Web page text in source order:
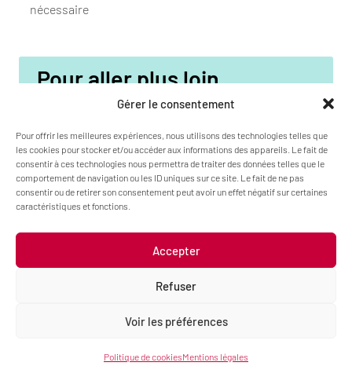
Gérer le consentement
Pour offrir les meilleures expériences, nous utilisons des technologies telles que
les cookies pour stocker et/ou accéder aux informations des appareils. Le fait de
consentir à ces technologies nous permettra de traiter des données telles que le
comportement de navigation ou les ID uniques sur ce site. Le fait de ne pas
consentir ou de retirer son consentement peut avoir un effet négatif sur certaines
caractéristiques et fonctions.
Accepter
Refuser
Voir les préférences
Politique de cookiesMentions légales
nécessaire
Pour aller plus loin
Page du site officielle de Moodle sur les paramétrages
de l’activité atelier
FAQ officielle
What are your Feelings
Share This Article :